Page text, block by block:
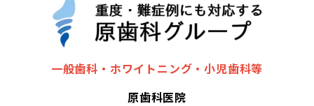
一般歯科・ホワイトニング・小児歯科等
原歯科医院